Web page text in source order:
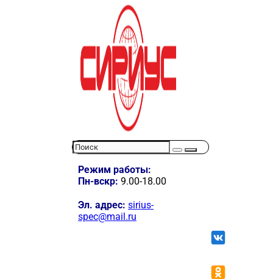
Режим работы:
Пн-вскр: 9.00-18.00
Эл. адрес: sirius-
spec@mail.ru